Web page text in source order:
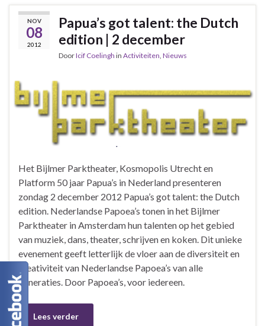
NOV
08
2012
Papua’s got talent: the Dutch
edition | 2 december
DoorIcif Coelingh in Activiteiten, Nieuws
Het Bijlmer Parktheater, Kosmopolis Utrecht en
Platform 50 jaar Papua’s in Nederland presenteren
zondag 2 december 2012 Papua’s got talent: the Dutch
edition. Nederlandse Papoea’s tonen in het Bijlmer
Parktheater in Amsterdam hun talenten op het gebied
van muziek, dans, theater, schrijven en koken. Dit unieke
evenement geeft letterlijk de vloer aan de diversiteit en
creativiteit van Nederlandse Papoea’s van alle
generaties. Door Papoea’s, voor iedereen.
Lees verder